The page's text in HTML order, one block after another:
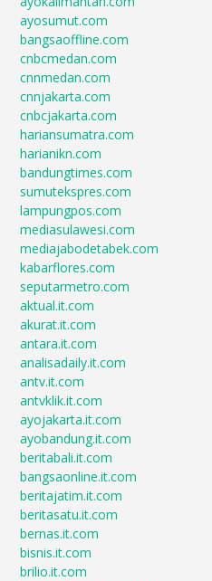
ayosumut.com
bangsaoffline.com
cnbcmedan.com
cnnmedan.com
cnnjakarta.com
cnbcjakarta.com
hariansumatra.com
harianikn.com
bandungtimes.com
sumutekspres.com
lampungpos.com
mediasulawesi.com
mediajabodetabek.com
kabarflores.com
seputarmetro.com
aktual.it.com
akurat.it.com
antara.it.com
analisadaily.it.com
antv.it.com
antvklik.it.com
ayojakarta.it.com
ayobandung.it.com
beritabali.it.com
bangsaonline.it.com
beritajatim.it.com
beritasatu.it.com
bernas.it.com
bisnis.it.com
brilio.it.com